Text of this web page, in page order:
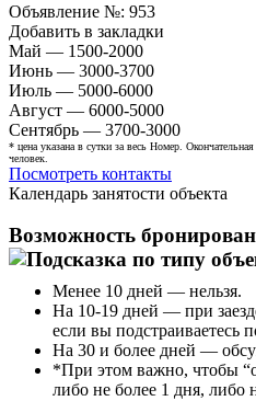
Объявление №: 953
Добавить в закладки
Май — 1500-2000
Июнь — 3000-3700
Июль — 5000-6000
Август — 6000-5000
Сентябрь — 3700-3000
* цена указана в сутки за весь Номер. Окончательная
человек.
Посмотреть контакты
Календарь занятости объекта
Возможность
Менее 10 дней — нельзя.
На 10-19 дней — при
если вы подстраиваетесь
На 30 и более дней —
*При этом важно, чтобы
либо не более 1 дня, либо